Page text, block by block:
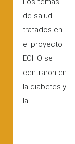
de salud
tratados en
el proyecto
ECHO se
centraron en
la diabetes y
la